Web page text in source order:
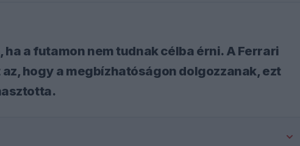
a futamon nem tudnak célba érni. A Ferrari
hogy a megbízhatóságon dolgozzanak, ezt